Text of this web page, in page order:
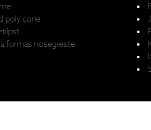
poly cone
formas nosegreste